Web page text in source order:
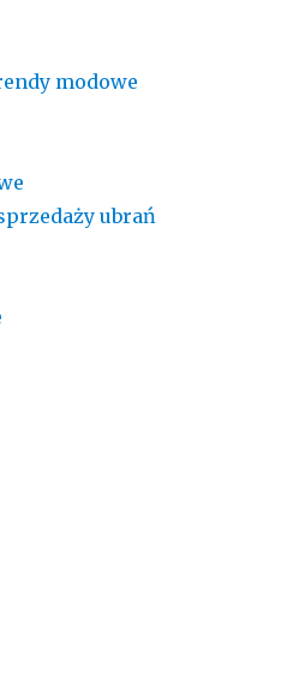
modowe
ubrań